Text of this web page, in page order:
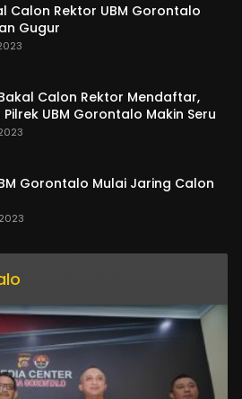
Calon Rektor UBM Gorontalo
Gugur
Calon Rektor Mendaftar,
UBM Gorontalo Makin Seru
Gorontalo Mulai Jaring Calon